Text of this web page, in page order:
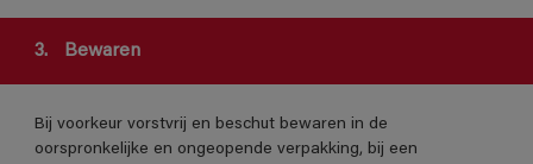
3. Bewaren
Bij voorkeur vorstvrij en beschut bewaren in de
oorspronkelijke en ongeopende verpakking, bij een